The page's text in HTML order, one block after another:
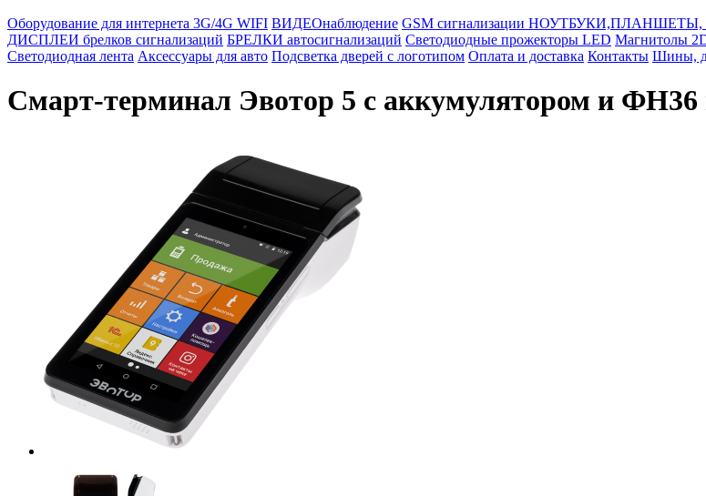
Оборудование для интернета 3G/4G WIFI ВИДЕОнаблюдение GSM сигнализации НОУТБУКИ,ПЛАНШЕТЫ,
ДИСПЛЕИ брелков сигнализаций БРЕЛКИ автосигнализаций Светодиодные прожекторы LED Магнитолы
Светодиодная лента Аксессуары для авто Подсветка дверей с логотипом Оплата и доставка Контакты Шины,
Смарт-терминал Эвотор 5 с аккумулятором и ФН36